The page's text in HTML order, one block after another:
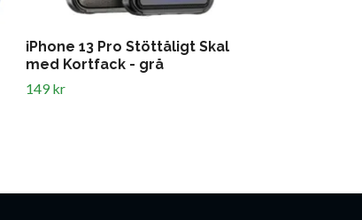
iPhone 13 Pro Stöttåligt Skal
med Kortfack - grå
149 kr